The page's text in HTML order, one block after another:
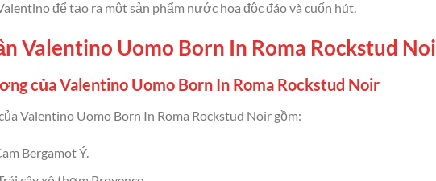
để tạo ra một sản phẩm nước hoa độc đáo và cuốn hút.
Valentino Uomo Born In Roma Rockstud
của Valentino Uomo Born In Roma Rockstud Noir
Valentino Uomo Born In Roma Rockstud Noir gồm:
Bergamot Ý.